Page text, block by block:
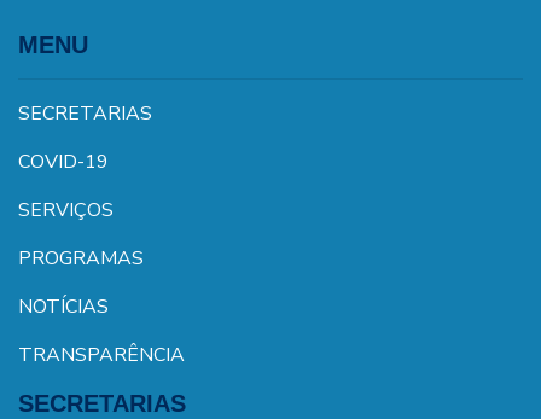
MENU
SECRETARIAS
COVID-19
SERVIÇOS
PROGRAMAS
NOTÍCIAS
TRANSPARÊNCIA
SECRETARIAS